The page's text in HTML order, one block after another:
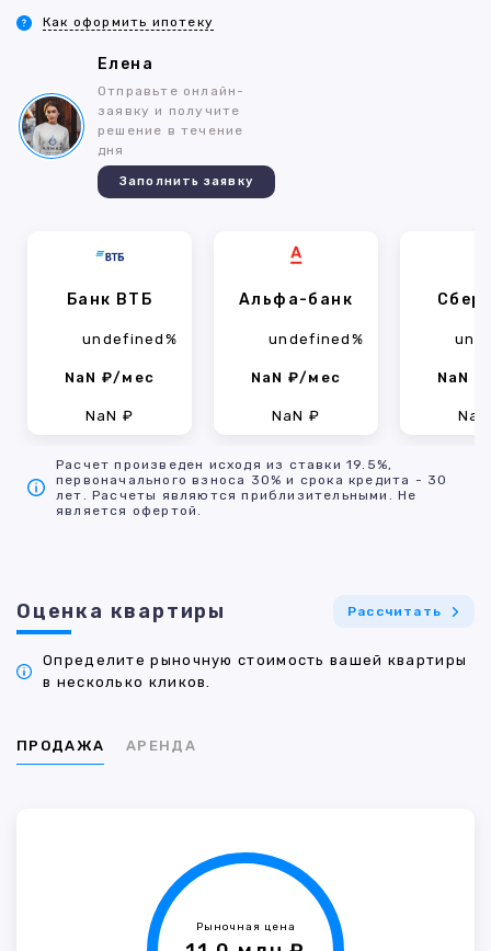
Как оформить ипотеку
Елена
Отправьте онлайн-
заявку и получите
решение в течение
дня
Заполнить заявку
Банк ВТБ
undefined%
NaN ₽/мес
NaN ₽
Альфа-банк
undefined%
NaN ₽/мес
NaN ₽
NaN
Расчет произведен исходя из ставки 19.5%,
первоначального взноса 30% и срока кредита - 30
лет. Расчеты являются приблизительными. Не
является офертой.
Оценка квартиры Рассчитать
Определите рыночную стоимость вашей квартиры
в несколько кликов.
ПРОДАЖА АРЕНДА
Рыночная цена